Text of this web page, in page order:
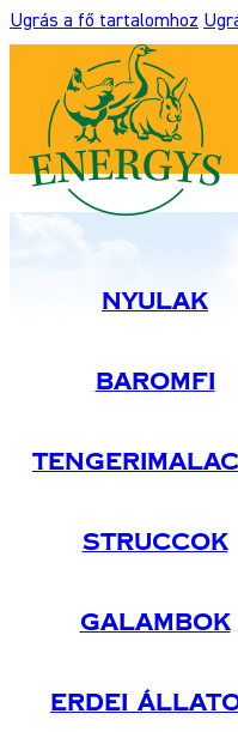
Ugrás a fő tartalomhoz
Nyulak
Baromfi
Struccok
Galambok
Erdei